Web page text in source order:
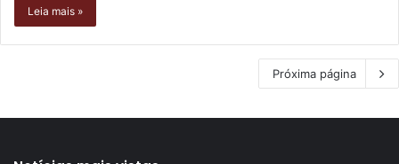
Leia mais »
Próxima página